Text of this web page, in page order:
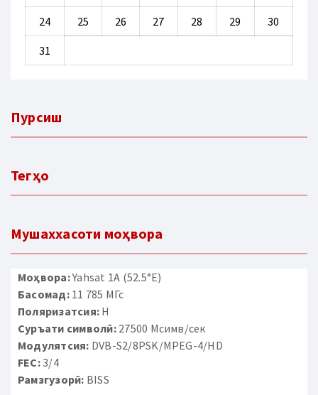
24 25 26 27 28 29 30
31
Пурсиш
Тегҳо
Мушаххасоти моҳвора
Моҳвора:Yahsat 1A (52.5°E)
Басомад:11 785 МГс
Поляризатсия: H
Суръати символӣ:27500 Мсимв/сек
Модулятсия: DVB-S2/8PSK/MPEG-4/HD
FEC:3/4
Рамзгузорӣ: BISS